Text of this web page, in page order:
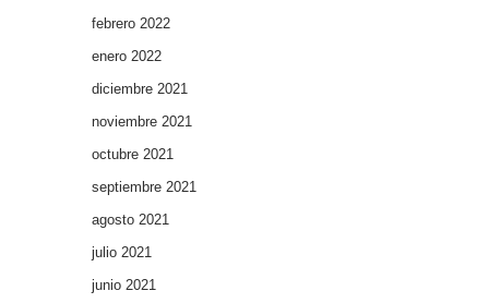
febrero 2022
enero 2022
diciembre 2021
noviembre 2021
octubre 2021
septiembre 2021
agosto 2021
julio 2021
junio 2021